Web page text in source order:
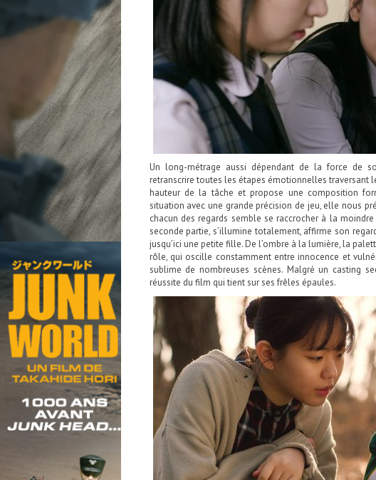
Un long-métrage aussi dépendant de la force de
retranscrire toutes les étapes émotionnelles traversant
hauteur de la tâche et propose une composition
situation avec une grande précision de jeu, elle nous
chacun des regards semble se raccrocher à la
seconde partie, s’illumine totalement, affirme son
jusqu’ici une petite fille. De l’ombre à la lumière, la
rôle, qui oscille constamment entre innocence et
sublime de nombreuses scènes. Malgré un casting
réussite du film qui tient sur ses frêles épaules.